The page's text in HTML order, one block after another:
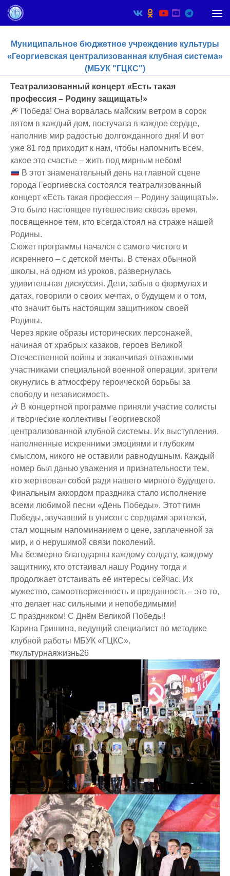
Skip to content
Муниципальное бюджетное учреждение культуры
«Георгиевская централизованная клубная система»
(МБУК "ГЦКС")
Театрализованный концерт «Есть такая
профессия – Родину защищать!»
🎆 Победа! Она ворвалась майским ветром в сорок
пятом в каждый дом, постучала в каждое сердце,
наполнив мир радостью долгожданного дня! И вот
уже 81 год приходит к нам, чтобы напомнить всем,
какое это счастье – жить под мирным небом!
В этот знаменательный день на главной сцене
города Георгиевска состоялся театрализованный
концерт «Есть такая профессия – Родину защищать!».
Это было настоящее путешествие сквозь время,
посвященное тем, кто всегда стоял на страже нашей
Родины.
Сюжет программы начался с самого чистого и
искреннего – с детской мечты. В стенах обычной
школы, на одном из уроков, развернулась
удивительная дискуссия. Дети, забыв о формулах и
датах, говорили о своих мечтах, о будущем и о том,
что значит быть настоящим защитником своей
Родины.
Через яркие образы исторических персонажей,
начиная от храбрых казаков, героев Великой
Отечественной войны и заканчивая отважными
участниками специальной военной операции, зрители
окунулись в атмосферу героической борьбы за
свободу и независимость.
🎶 В концертной программе приняли участие солисты
и творческие коллективы Георгиевской
централизованной клубной системы. Их выступления,
наполненные искренними эмоциями и глубоким
смыслом, никого не оставили равнодушным. Каждый
номер был данью уважения и признательности тем,
кто жертвовал собой ради нашего мирного будущего.
Финальным аккордом праздника стало исполнение
всеми любимой песни «День Победы». Этот гимн
Победы, звучавший в унисон с сердцами зрителей,
стал мощным напоминанием о цене, заплаченной за
мир, и о нерушимой связи поколений.
Мы безмерно благодарны каждому солдату, каждому
защитнику, кто отстаивал нашу Родину тогда и
продолжает отстаивать её интересы сейчас. Их
мужество, самоотверженность и преданность – это то,
что делает нас сильными и непобедимыми!
С праздником! С Днём Великой Победы!
Карина Гришина, ведущий специалист по методике
клубной работы МБУК «ГЦКС».
#культурнаяжизнь26